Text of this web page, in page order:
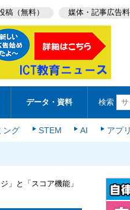
稿（無料） 媒体・記事広告
データ・資料 検索
ング STEM AI アプリ
」と「スコア機能」